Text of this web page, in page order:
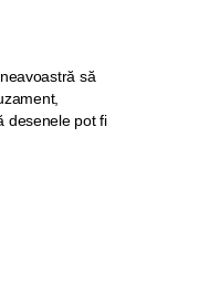
să
desenele pot fi